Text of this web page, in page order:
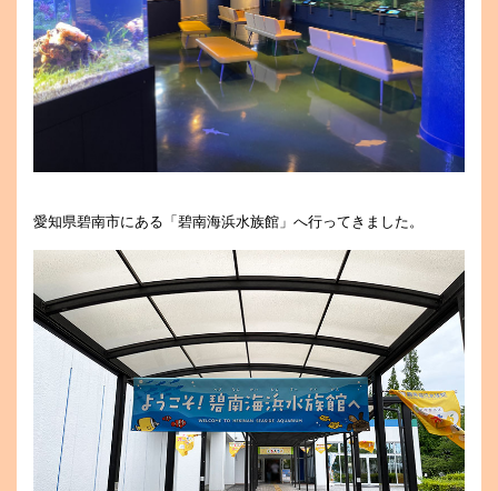
愛知県碧南市にある「碧南海浜水族館」へ行ってきました。